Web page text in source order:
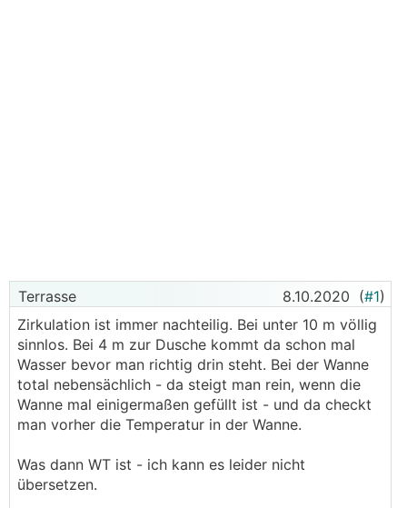
Terrasse 8.10.2020 (#1)
Zirkulation ist immer nachteilig. Bei unter 10 m völlig
sinnlos. Bei 4 m zur Dusche kommt da schon mal
Wasser bevor man richtig drin steht. Bei der Wanne
total nebensächlich - da steigt man rein, wenn die
Wanne mal einigermaßen gefüllt ist - und da checkt
man vorher die Temperatur in der Wanne.
Was dann WT ist - ich kann es leider nicht
übersetzen.